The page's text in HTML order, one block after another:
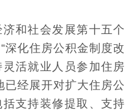
济和社会发展第十五个
深化住房公积金制度改
活就业人员参加住房
已经展开对扩大住房公
支持装修提取、支持